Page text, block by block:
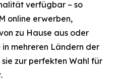
verfügbar – so
online erwerben,
zu Hause aus oder
in mehreren Ländern der
zur perfekten Wahl für